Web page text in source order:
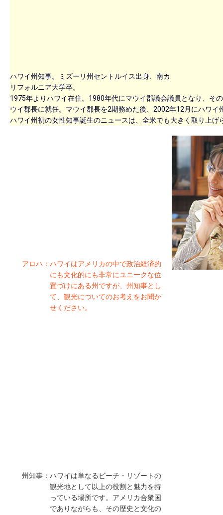
ハワイ州知事。ミズーリ州セントルイス出身、南カ
リフォルニア大学卒。
1975年よりハワイ在住。1980年代にマウイ郡議会議員となり、そ
ウイ郡長に就任。マウイ郡長を2期務めた後、2002年12月にハワイ
ハワイ州初の女性知事誕生のニュースは、全米でも大きく取り上げ
アロハ： ハワイはアメリカの中で政治経済的
にも文化的にも非常にユニークな位
置づけにある州ですが、州知事とし
て、観光についてのお考えをお聞か
せください。
州知事： ハワイは単なるビーチ・リゾートの
観光地として以上の役割と魅力を持
っている場所です。アメリカ合衆国
でありながらも、その歴史と文化の